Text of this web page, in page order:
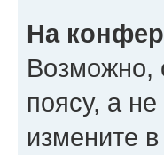
На
Возможно,
поясу, а
измените